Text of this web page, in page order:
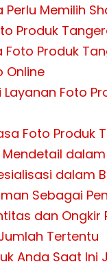
Perlu Memilih
Produk
Foto Produk
Online
Layanan Foto
Foto Produk
dalam
Sebagai
dan
Tertentu
Anda Saat